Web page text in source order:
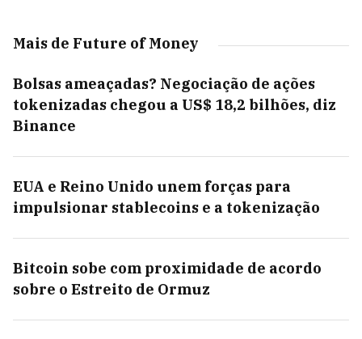
Mais de Future of Money
Bolsas ameaçadas? Negociação de ações
tokenizadas chegou a US$ 18,2 bilhões, diz
Binance
EUA e Reino Unido unem forças para
impulsionar stablecoins e a tokenização
Bitcoin sobe com proximidade de acordo
sobre o Estreito de Ormuz